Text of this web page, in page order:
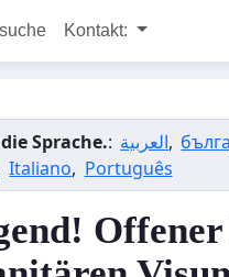
Kontakt:
Sprache.: العربية,
Italiano, Português